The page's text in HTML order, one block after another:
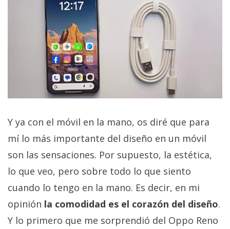
Y ya con el móvil en la mano, os diré que para
mí lo más importante del diseño en un móvil
son las sensaciones. Por supuesto, la estética,
lo que veo, pero sobre todo lo que siento
cuando lo tengo en la mano. Es decir, en mi
opinión la comodidad es el corazón del diseño.
Y lo primero que me sorprendió del Oppo Reno